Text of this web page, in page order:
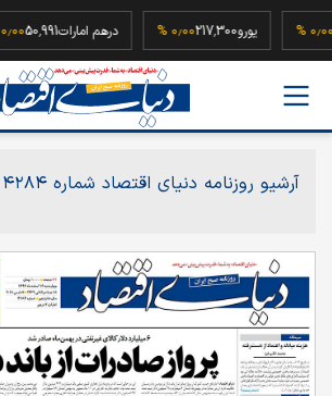
۰٫۰۰ % یورو217,300 ۰٫۰۰ % درهم امارات50,991
آرشیو روزنامه دنیای اقتصاد شماره ۴۲۸۴